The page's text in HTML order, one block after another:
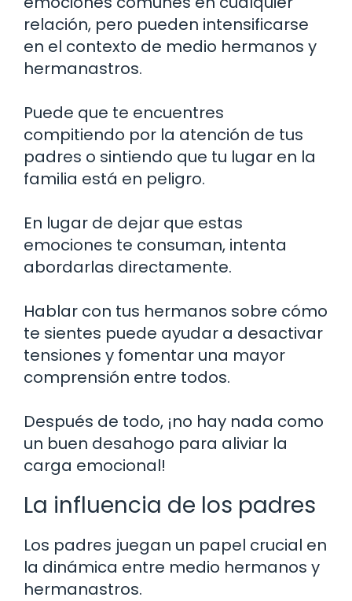
relación, pero pueden intensificarse
en el contexto de medio hermanos y
hermanastros.
Puede que te encuentres
compitiendo por la atención de tus
padres o sintiendo que tu lugar en la
familia está en peligro.
En lugar de dejar que estas
emociones te consuman, intenta
abordarlas directamente.
Hablar con tus hermanos sobre cómo
te sientes puede ayudar a desactivar
tensiones y fomentar una mayor
comprensión entre todos.
Después de todo, ¡no hay nada como
un buen desahogo para aliviar la
carga emocional!
La influencia de los padres
Los padres juegan un papel crucial en
la dinámica entre medio hermanos y
hermanastros.